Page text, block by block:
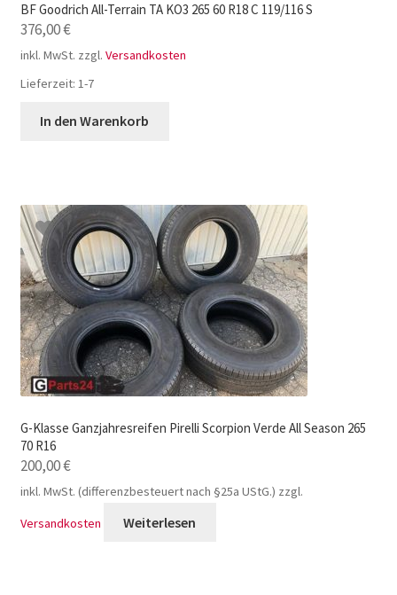
BF Goodrich All-Terrain TA KO3 265 60 R18 C 119/116 S
376,00€
inkl. MwSt. zzgl. Versandkosten
Lieferzeit: 1-7
In den Warenkorb
G-Klasse Ganzjahresreifen Pirelli Scorpion Verde All Season 265
70 R16
200,00€
inkl. MwSt. (differenzbesteuert nach §25a UStG.) zzgl.
Versandkosten
Weiterlesen